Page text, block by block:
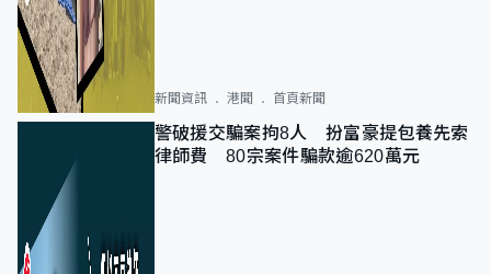
新聞資訊 港聞 首頁新聞
警破援交騙案拘8人 扮富豪提包養先索
律師費 80宗案件騙款逾620萬元